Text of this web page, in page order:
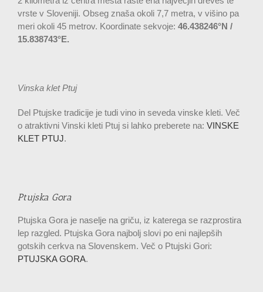
vrste v Sloveniji. Obseg znaša okoli 7,7 metra, v višino pa
meri okoli 45 metrov. Koordinate sekvoje: 46.438246°N /
15.838743°E.
Vinska klet Ptuj
Del Ptujske tradicije je tudi vino in seveda vinske kleti. Več
o atraktivni Vinski kleti Ptuj si lahko preberete na: VINSKE
KLET PTUJ.
Ptujska Gora
Ptujska Gora je naselje na griču, iz katerega se razprostira
lep razgled. Ptujska Gora najbolj slovi po eni najlepših
gotskih cerkva na Slovenskem. Več o Ptujski Gori:
PTUJSKA GORA.